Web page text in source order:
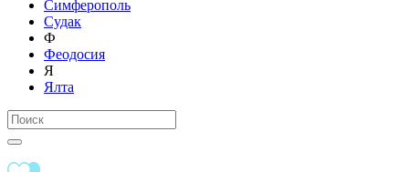
Симферополь
Судак
Ф
Феодосия
Я
Ялта